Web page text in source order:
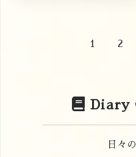
1 2
Diary
日々